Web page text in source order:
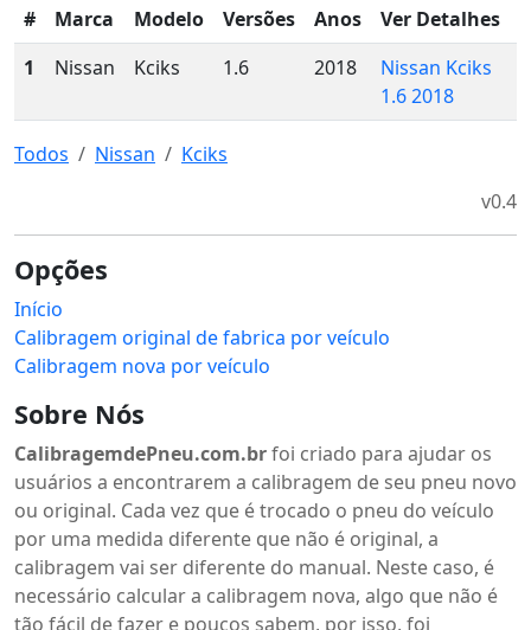
# Marca Modelo Versões Anos
Ver Detalhes
1
Nissan Kciks 1.6 2018
Nissan Kciks
1.6 2018
Todos Nissan
Kciks
v0.4
Opções
Início
Calibragem original de fabrica por veículo
Calibragem nova por veículo
Sobre Nós
CalibragemdePneu.com.brfoi criado para ajudar os
usuários a encontrarem a calibragem de seu pneu novo
ou original. Cada vez que é trocado o pneu do veículo
por uma medida diferente que não é original, a
calibragem vai ser diferente do manual. Neste caso, é
necessário calcular a calibragem nova, algo que não é
tão fácil de fazer e poucos sabem, por isso, foi